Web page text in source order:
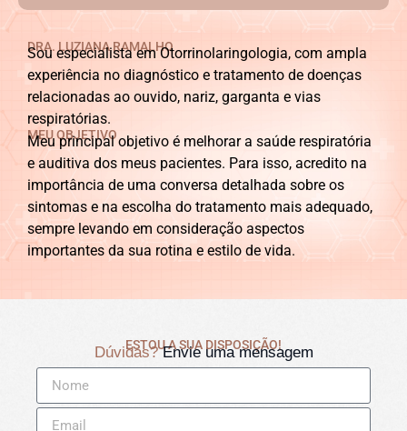
DRA. LUZIANA RAMALHO
Sou especialista em Otorrinolaringologia, com ampla
experiência no diagnóstico e tratamento de doenças
relacionadas ao ouvido, nariz, garganta e vias
respiratórias.
MEU OBJETIVO
Meu principal objetivo é melhorar a saúde respiratória
e auditiva dos meus pacientes. Para isso, acredito na
importância de uma conversa detalhada sobre os
sintomas e na escolha do tratamento mais adequado,
sempre levando em consideração aspectos
importantes da sua rotina e estilo de vida.
ESTOU A SUA DISPOSIÇÃO!
Dúvidas?Envie uma mensagem